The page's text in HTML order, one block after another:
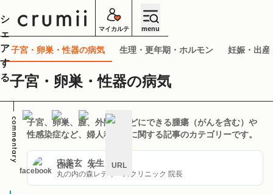
マイカルテ menu
子宮・卵巣・性器の病気 生理・更年期・ホルモン 妊娠・出産
子宮・卵巣・性器の病気
子宮、卵巣、膣、外陰部などにできる腫瘍（がんを含む）や
性感染症など、婦人科疾患に関する記事のカテゴリーです。
宋美玄 先生
丸の内の森レディースクリニック 院長
シ
ェ
ア
す
る
facebook
LINE X URL